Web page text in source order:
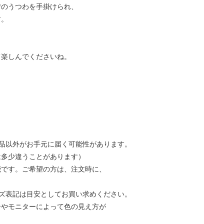
うつわを手掛けられ、
しんでくださいね。
外がお手元に届く可能性があります。
少違うことがあります）
す。ご希望の方は、注文時に、
記は目安としてお買い求めください。
モニターによって色の見え方が